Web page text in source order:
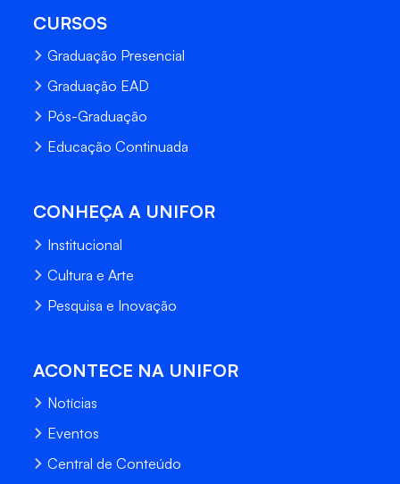
CURSOS
Graduação Presencial
Graduação EAD
Pós-Graduação
Educação Continuada
CONHEÇA A UNIFOR
Institucional
Cultura e Arte
Pesquisa e Inovação
ACONTECE NA UNIFOR
Notícias
Eventos
Central de Conteúdo